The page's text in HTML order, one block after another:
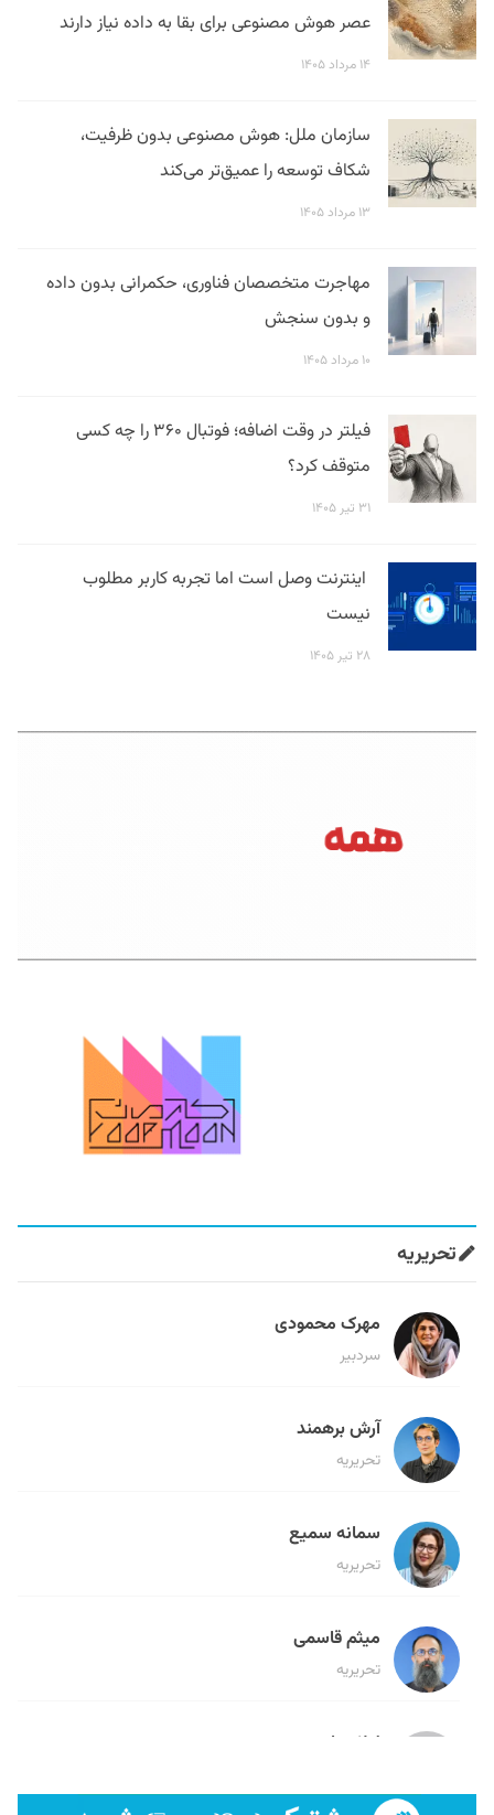
عصر هوش مصنوعی برای بقا به داده نیاز دارند
۱۴ مرداد ۱۴۰۵
سازمان ملل: هوش مصنوعی بدون ظرفیت،
شکاف توسعه را عمیق‌تر می‌کند
۱۳ مرداد ۱۴۰۵
مهاجرت متخصصان فناوری، حکمرانی بدون داده
و بدون سنجش
۱۰ مرداد ۱۴۰۵
فیلتر در وقت اضافه؛ فوتبال ۳۶۰ را چه کسی
متوقف کرد؟
۳۱ تیر ۱۴۰۵
اینترنت وصل است اما تجربه کاربر مطلوب
نیست
۲۸ تیر ۱۴۰۵
تحریریه
مهرک محمودی
سردبیر
آرش برهمند
تحریریه
سمانه سمیع
تحریریه
میثم قاسمی
تحریریه
لیلا حنارود